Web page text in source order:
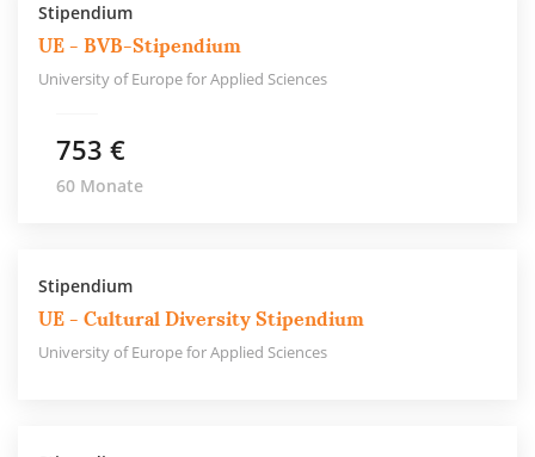
Stipendium
UE - BVB-Stipendium
University of Europe for Applied Sciences
753 €
60 Monate
Stipendium
UE - Cultural Diversity Stipendium
University of Europe for Applied Sciences